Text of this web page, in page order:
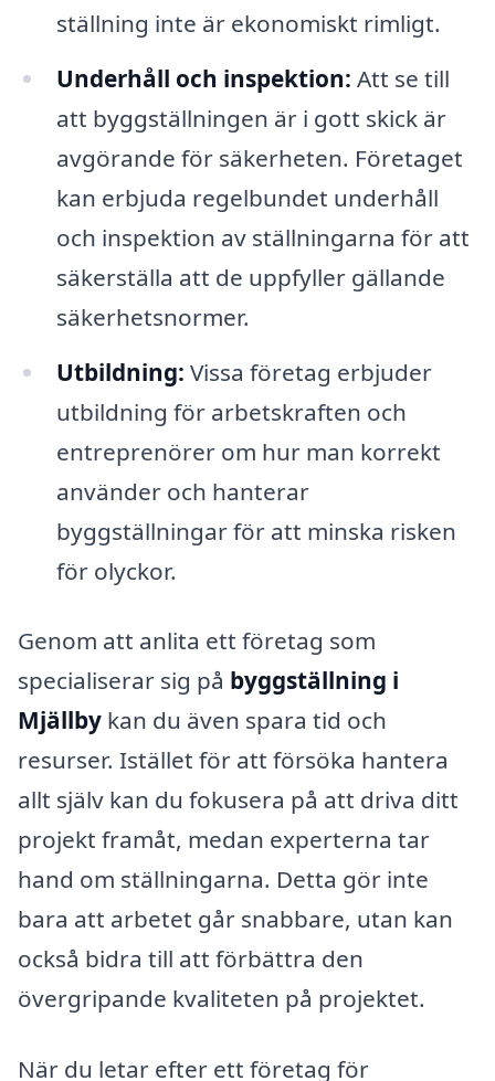
ställning inte är ekonomiskt rimligt.
Underhåll och inspektion: Att se till
att byggställningen är i gott skick är
avgörande för säkerheten. Företaget
kan erbjuda regelbundet underhåll
och inspektion av ställningarna för att
säkerställa att de uppfyller gällande
säkerhetsnormer.
Utbildning: Vissa företag erbjuder
utbildning för arbetskraften och
entreprenörer om hur man korrekt
använder och hanterar
byggställningar för att minska risken
för olyckor.
Genom att anlita ett företag som
specialiserar sig på byggställning i
Mjällby kan du även spara tid och
resurser. Istället för att försöka hantera
allt själv kan du fokusera på att driva ditt
projekt framåt, medan experterna tar
hand om ställningarna. Detta gör inte
bara att arbetet går snabbare, utan kan
också bidra till att förbättra den
övergripande kvaliteten på projektet.
När du letar efter ett företag för